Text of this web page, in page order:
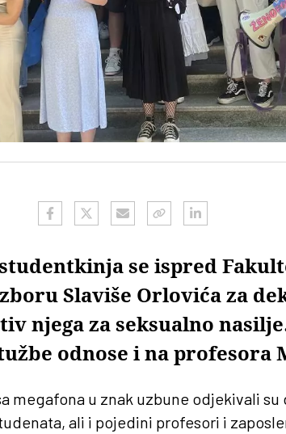
se ispred
Slaviše Orlovića za
njega za seksualno
odnose i na profesora
megafona u znak uzbune odjekivali su
ali i pojedini profesori i